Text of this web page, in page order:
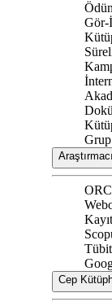
Gör-
Grup
Cep